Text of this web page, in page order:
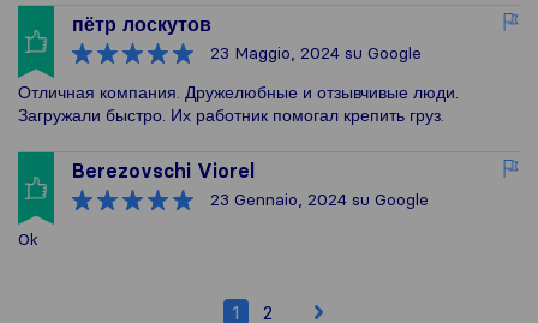
пётр лоскутов
23 Maggio, 2024 su Google
Отличная компания. Дружелюбные и отзывчивые люди.
Загружали быстро. Их работник помогал крепить груз.
Berezovschi Viorel
23 Gennaio, 2024 su Google
Ok
1 2